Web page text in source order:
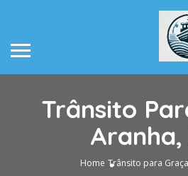
Trânsito
Aranha,
Home Trânsito para